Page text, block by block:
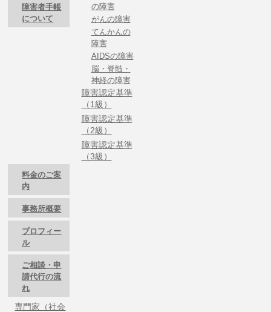
障害者手帳
について
の障害
がんの障害
てんかんの
障害
AIDSの障害
脳・脊髄・
神経の障害
障害認定基準
（1級）
障害認定基準
（2級）
障害認定基準
（3級）
料金のご案
内
事務所概要
プロフィー
ル
ご相談・申
請代行の流
れ
専門家（社会